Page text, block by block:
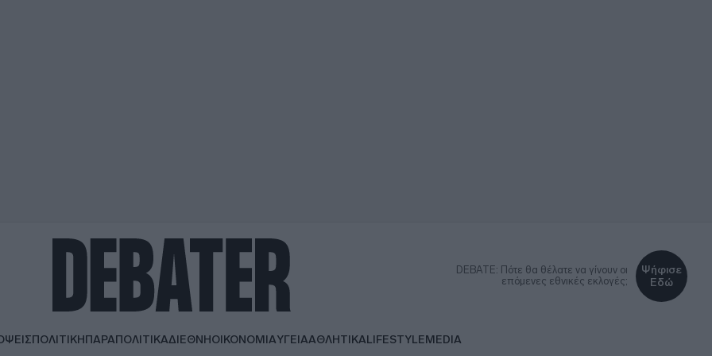
DEBATE: Πότε θα θέλατε να γίνουν οι
επόμενες εθνικές εκλογές;
Ψήφισε
Εδώ
ΠΟΛΙΤΙΚΗΠΑΡΑΠΟΛΙΤΙΚΑΔΙΕΘΝΗΟΙΚΟΝΟΜΙΑΥΓΕΙΑΑΘΛΗΤΙΚΑLIFESTYLEMEDIA